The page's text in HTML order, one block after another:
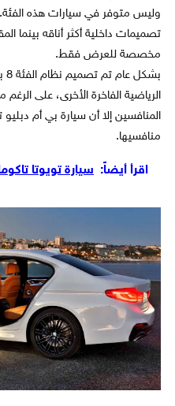
وليس متوفر في سيارات هذه
تصميمات داخلية أكثر أناقه بينما
مخصصة للعرض فقط.
الرياضية الفاخرة الأخرى، على
المنافسين إلا أن سيارة بي أم
منافسيها.
اقرأ أيضاً: سيارة تويوتا تاكوما